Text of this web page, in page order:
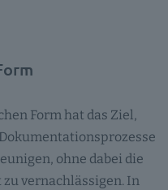
Form hat das Ziel,
ohne dabei die
vernachlässigen. In